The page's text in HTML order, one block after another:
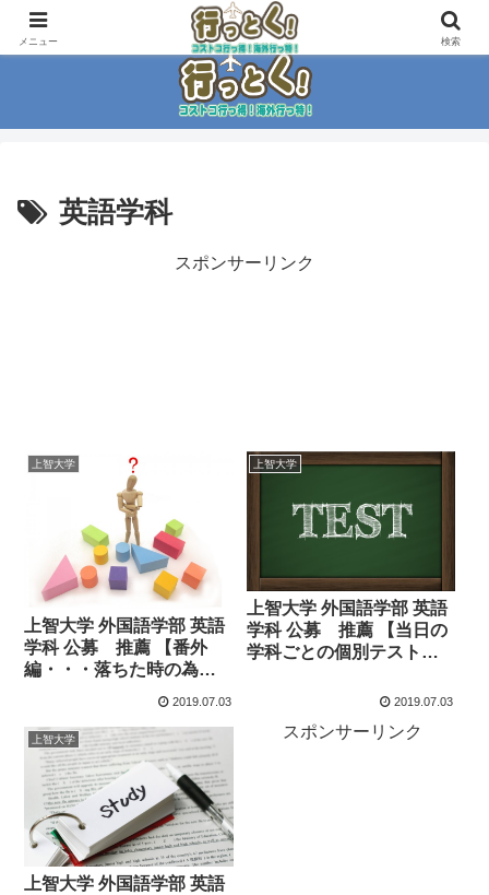
コストコ大好き家族がイチ押商品紹介！！
英語学科
スポンサーリンク
上智大学
上智大学 外国語学部 英語
学科 公募 推薦 【番外
編・・・落ちた時の為に
2019.07.03
上智大学
上智大学 外国語学部 英語
学科 公募 推薦 【当日の
学科ごとの個別テストや
2019.07.03
上智大学
上智大学 外国語学部 英語
スポンサーリンク
メニュー 検索